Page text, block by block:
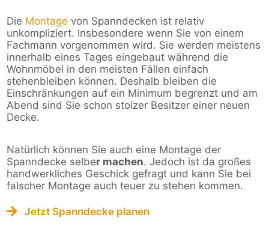
Die Montage von Spanndecken ist relativ
unkompliziert. Insbesondere wenn Sie von einem
Fachmann vorgenommen wird. Sie werden meistens
innerhalb eines Tages eingebaut während die
Wohnmöbel in den meisten Fällen einfach
stehenbleiben können. Deshalb bleiben die
Einschränkungen auf ein Minimum begrenzt und am
Abend sind Sie schon stolzer Besitzer einer neuen
Decke.
Natürlich können Sie auch eine Montage der
Spanndecke selber machen. Jedoch ist da großes
handwerkliches Geschick gefragt und kann Sie bei
falscher Montage auch teuer zu stehen kommen.
Jetzt Spanndecke planen